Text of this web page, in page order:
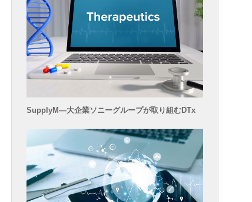
SupplyM―大企業ソニーグループが取り組むDTx